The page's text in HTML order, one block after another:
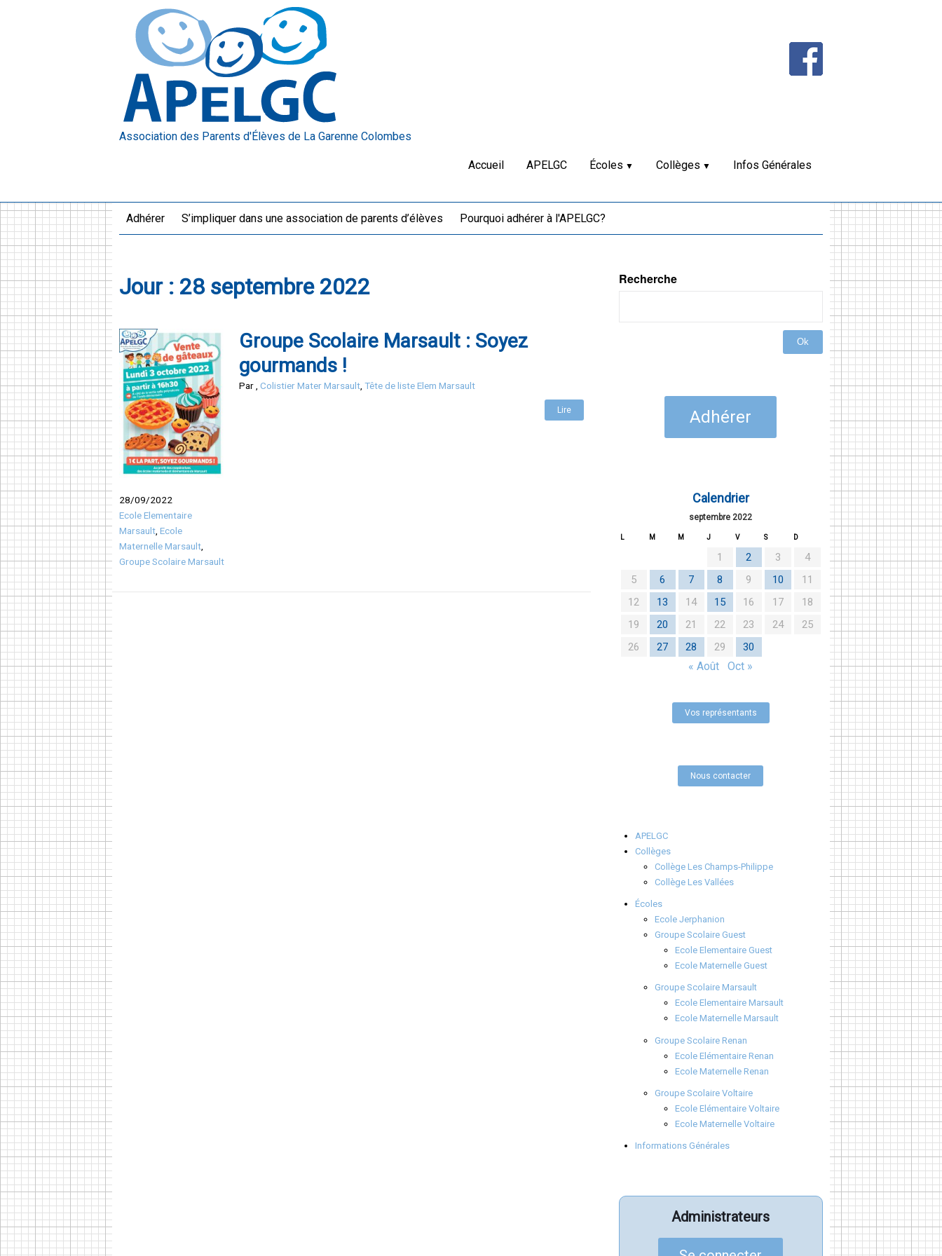
Association des Parents d'Élèves de La Garenne Colombes
Accueil APELGC Écoles Collèges Infos Générales
Adhérer S’impliquer dans une association de parents d’élèves Pourquoi adhérer à l'APELGC?
Jour : 28 septembre 2022
28/09/2022
Ecole Elementaire
Marsault Ecole
Maternelle Marsault
Groupe Scolaire Marsault
Groupe Scolaire Marsault : Soyez
gourmands !
Par Colistier Mater Marsault, Tête de liste Elem Marsault
Lire
Recherche
Ok
Adhérer
Calendrier
septembre 2022
L M M J V S D
1 2 3
4
5
6 7 8 9 10
11
12
13 14 15 16 17
18
19
20 21 22 23 24
25
26
27 28 29 30
« Août Oct »
Vos représentants
Nous contacter
APELGC
Collèges
Collège Les Champs-Philippe
Collège Les Vallées
Écoles
Ecole Jerphanion
Groupe Scolaire Guest
Ecole Elementaire Guest
Ecole Maternelle Guest
Groupe Scolaire Marsault
Ecole Elementaire Marsault
Ecole Maternelle Marsault
Groupe Scolaire Renan
Ecole Elémentaire Renan
Ecole Maternelle Renan
Groupe Scolaire Voltaire
Ecole Elémentaire Voltaire
Ecole Maternelle Voltaire
Informations Générales
Administrateurs